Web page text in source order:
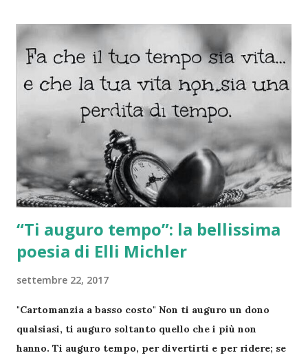
Cartomante su whatsapp " ANONIMO DISCRETO E
RISERVATO " Per te che leggi questo post ❤ " Una
domanda alle carte gratis "
“Ti auguro tempo”: la bellissima
poesia di Elli Michler
settembre 22, 2017
"Cartomanzia a basso costo" Non ti auguro un dono
qualsiasi, ti auguro soltanto quello che i più non
hanno. Ti auguro tempo, per divertirti e per ridere; se